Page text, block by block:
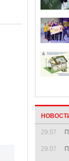
29.07
29.07